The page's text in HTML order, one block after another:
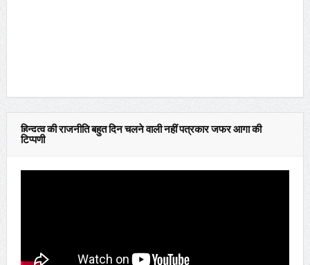
हिन्दुत्व की राजनीति बहुत दिन चलने वाली नहीं पत्रकार जफर आगा की
टिप्पणी